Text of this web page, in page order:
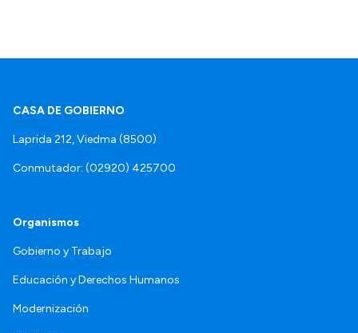
CASA DE GOBIERNO
Laprida 212, Viedma (8500)
Conmutador: (02920) 425700
Organismos
Gobierno y Trabajo
Educación y Derechos Humanos
Modernización